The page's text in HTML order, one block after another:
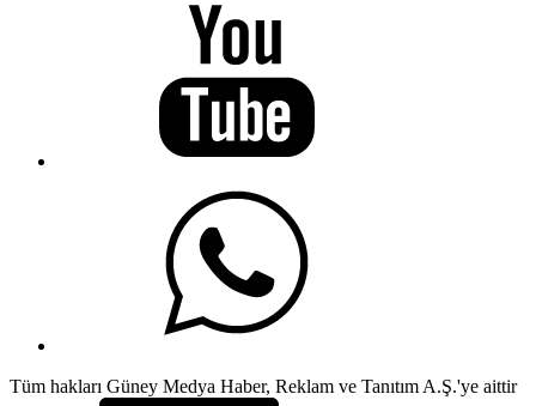
Tüm hakları Güney Medya Haber, Reklam ve Tanıtım A.Ş.'ye aittir